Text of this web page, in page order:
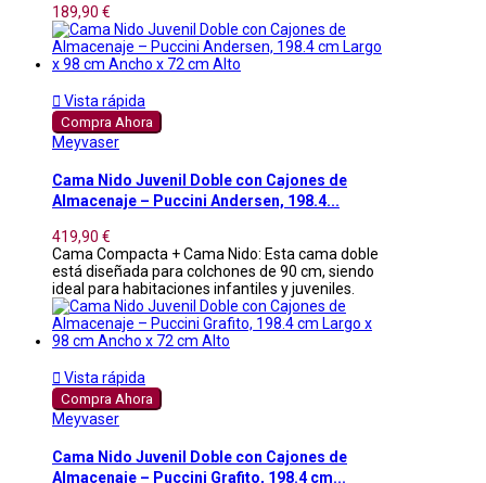
189,90 €
 Vista rápida
Compra Ahora
Meyvaser
Cama Nido Juvenil Doble con Cajones de
Almacenaje – Puccini Andersen, 198.4...
419,90 €
Cama Compacta + Cama Nido: Esta cama doble
está diseñada para colchones de 90 cm, siendo
ideal para habitaciones infantiles y juveniles.
 Vista rápida
Compra Ahora
Meyvaser
Cama Nido Juvenil Doble con Cajones de
Almacenaje – Puccini Grafito, 198.4 cm...